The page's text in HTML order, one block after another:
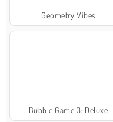
Geometry Vibes
Bubble Game 3: Deluxe